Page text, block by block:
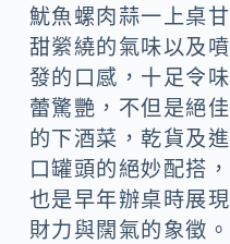
魷魚螺肉蒜一上桌甘
甜縈繞的氣味以及噴
發的口感，十足令味
蕾驚艷，不但是絕佳
的下酒菜，乾貨及進
口罐頭的絕妙配搭，
也是早年辦桌時展現
財力與闊氣的象徵。